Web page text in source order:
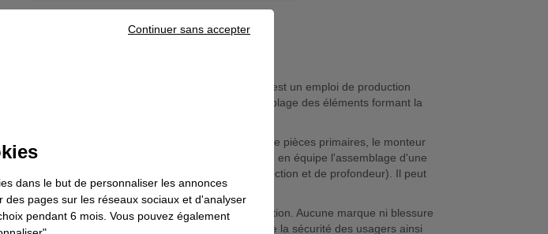
?
structures aéronautiques métalliques et composites est un emploi de production
d'un aéronef. C'est un/e spécialiste de l'assemblage des éléments formant la
technique, d'une gamme de fabrication et d'un «kit» de pièces primaires, le monteur
métalliques et composites réalise seul ou en équipe l'assemblage d'une
(tronçon de fuselage, ailes d'avions, gouvernes de direction et de profondeur). Il peut
à participer à l'intégration finale de l'aéronef.
est requise tout au long du processus de fabrication. Aucune marque ni blessure
La bonne exécution de son travail conditionne la sécurité des usagers ainsi
dans le but de personnaliser les annonces
pages sur les réseaux sociaux et d'analyser
pendant 6 mois. Vous pouvez également
Continuer sans accepter